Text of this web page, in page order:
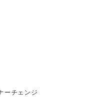
ーチェンジ